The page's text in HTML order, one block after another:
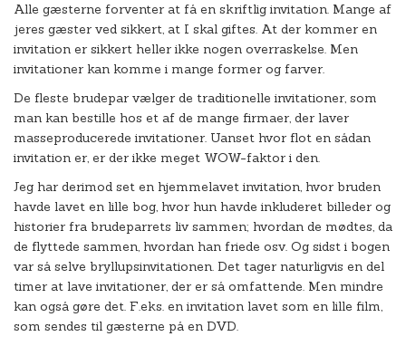
Alle gæsterne forventer at få en skriftlig invitation. Mange af
jeres gæster ved sikkert, at I skal giftes. At der kommer en
invitation er sikkert heller ikke nogen overraskelse. Men
invitationer kan komme i mange former og farver.
De fleste brudepar vælger de traditionelle invitationer, som
man kan bestille hos et af de mange firmaer, der laver
masseproducerede invitationer. Uanset hvor flot en sådan
invitation er, er der ikke meget WOW-faktor i den.
Jeg har derimod set en hjemmelavet invitation, hvor bruden
havde lavet en lille bog, hvor hun havde inkluderet billeder og
historier fra brudeparrets liv sammen; hvordan de mødtes, da
de flyttede sammen, hvordan han friede osv. Og sidst i bogen
var så selve bryllupsinvitationen. Det tager naturligvis en del
timer at lave invitationer, der er så omfattende. Men mindre
kan også gøre det. F.eks. en invitation lavet som en lille film,
som sendes til gæsterne på en DVD.